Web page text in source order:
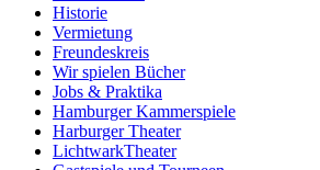
Historie
Vermietung
Freundeskreis
Wir spielen Bücher
Jobs & Praktika
Hamburger Kammerspiele
Harburger Theater
LichtwarkTheater